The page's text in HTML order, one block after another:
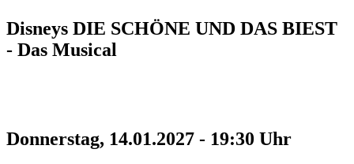
Disneys DIE SCHÖNE UND DAS BIEST
- Das Musical
Donnerstag, 14.01.2027 - 19:30 Uhr